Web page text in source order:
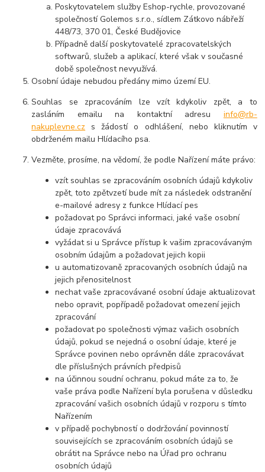
Poskytovatelem služby Eshop-rychle, provozované
společností Golemos s.r.o., sídlem Zátkovo nábřeží
448/73, 370 01, České Budějovice
Případně další poskytovatelé zpracovatelských
softwarů, služeb a aplikací, které však v současné
době společnost nevyužívá.
Osobní údajenebudou předány mimo území EU.
Souhlas se zpracováním lze vzít kdykoliv zpět, a to
zasláním emailu na kontaktní adresu info@rb-
nakuplevne.cz s žádostí o odhlášení, nebo kliknutím v
obdrženém mailu Hlídacího psa.
Vezměte, prosíme, na vědomí, že podle Nařízení máte právo:
vzít souhlas se zpracováním osobních údajů kdykoliv
zpět, toto zpětvzetí bude mít za následek odstranění
e-mailové adresy z funkce Hlídací pes
požadovat po Správci informaci, jaké vaše osobní
údaje zpracovává
vyžádat si u Správce přístup k vašim zpracovávaným
osobním údajům a požadovat jejich kopii
u automatizovaně zpracovaných osobních údajů na
jejich přenositelnost
nechat vaše zpracovávané osobní údaje aktualizovat
nebo opravit, popřípadě požadovat omezení jejich
zpracování
požadovat po společnosti výmaz vašich osobních
údajů, pokud se nejedná o osobní údaje, které je
Správce povinen nebo oprávněn dále zpracovávat
dle příslušných právních předpisů
na účinnou soudní ochranu, pokud máte za to, že
vaše práva podle Nařízení byla porušena v důsledku
zpracování vašich osobních údajů v rozporu s tímto
Nařízením
v případě pochybností o dodržování povinností
souvisejících se zpracováním osobních údajů se
obrátit na Správce nebo na Úřad pro ochranu
osobních údajů